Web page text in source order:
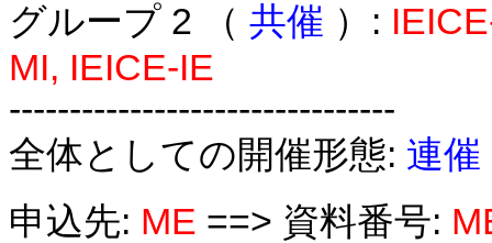
グループ 2 （ 共催 ）:
MI, IEICE-IE
--------------------------------
全体としての開催形態: 連催
申込先: ME ==> 資料番号: